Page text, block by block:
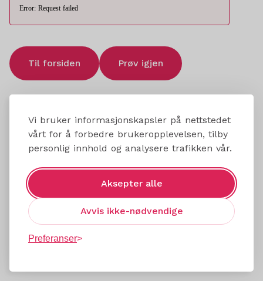
Vi bruker informasjonskapsler på nettstedet
vårt for å forbedre brukeropplevelsen, tilby
personlig innhold og analysere trafikken vår.
Aksepter alle
Avvis ikke-nødvendige
Preferanser
Error: Request failed
Til forsiden Prøv igjen